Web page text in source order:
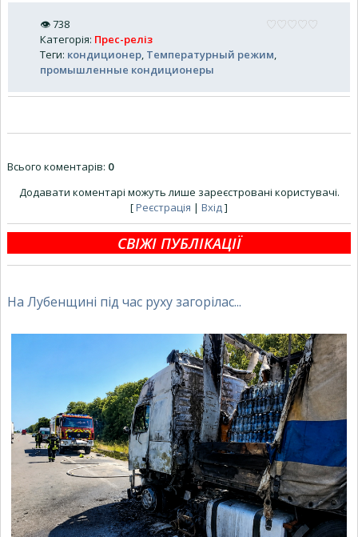
👁738
Категорія: Прес-реліз
Теги: кондиционер Температурный режим
промышленные кондиционеры
Всього коментарів: 0
Додавати коментарі можуть лише зареєстровані користувачі.
[Реєстрація | Вхід ]
СВІЖІ ПУБЛІКАЦІЇ
На Лубенщині під час руху загорілас...